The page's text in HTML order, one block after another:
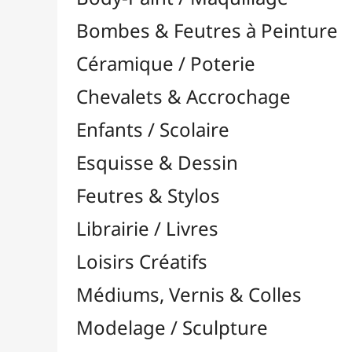
Feutres & Stylos
Librairie / Livres
Loisirs Créatifs
Médiums, Vernis & Colles
Modelage / Sculpture
Peintures / Couleurs
Résines / Moulage
Supports Dessin & Peinture
Transport / Rangement
Vannerie / Rotin
Accessoires / Outils
Éclisse & Bandes de Rotin
Livre sur le Rotin